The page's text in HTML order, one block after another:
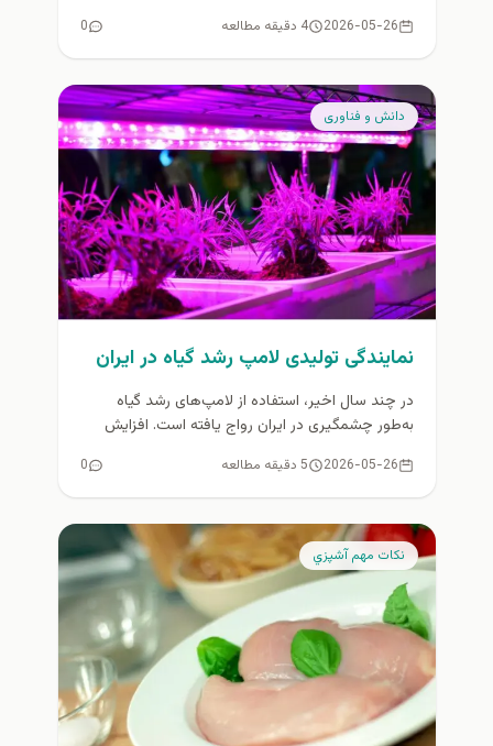
2026-05-26 4 دقیقه مطالعه 0
دانش و فناوری
نمایندگی تولیدی لامپ رشد گیاه در ایران
در چند سال اخیر، استفاده از لامپ‌های رشد گیاه
به‌طور چشمگیری در ایران رواج یافته است. افزایش
2026-05-26 5 دقیقه مطالعه 0
نكات مهم آشپزي